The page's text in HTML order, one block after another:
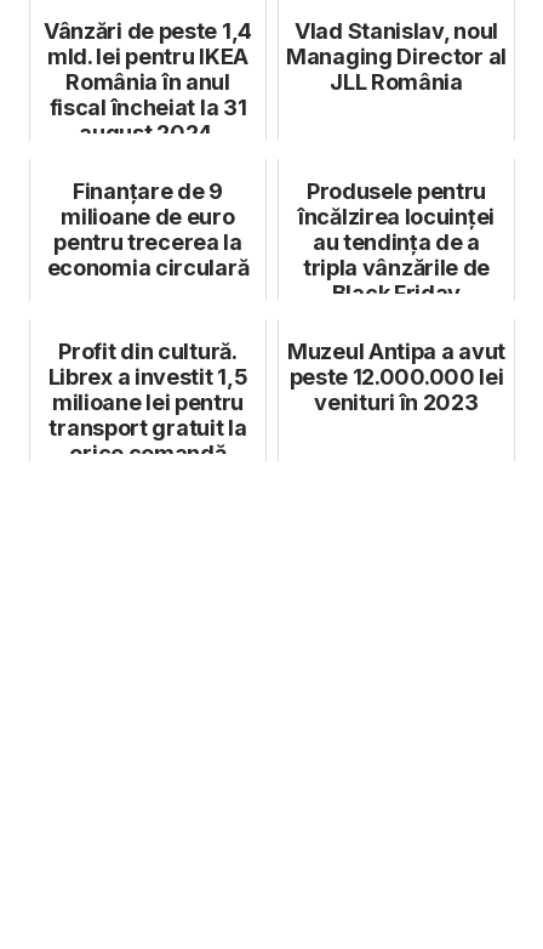
Vânzări de peste 1,4
mld. lei pentru IKEA
România în anul
fiscal încheiat la 31
august 2024.
Vlad Stanislav, noul
Managing Director al
JLL România
Finanțare de 9
milioane de euro
pentru trecerea la
economia circulară
Produsele pentru
încălzirea locuinței
au tendința de a
tripla vânzările de
Black Friday
Profit din cultură.
Librex a investit 1,5
milioane lei pentru
transport gratuit la
orice comandă
Muzeul Antipa a avut
peste 12.000.000 lei
venituri în 2023